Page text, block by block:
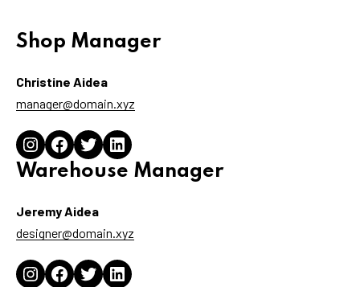
Shop Manager
Christine Aidea
manager@domain.xyz
Instagram
Facebook
TwitterLinkedIn
Warehouse Manager
Jeremy Aidea
designer@domain.xyz
Instagram
Facebook
TwitterLinkedIn